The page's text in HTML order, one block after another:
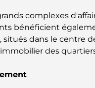
complexes
bénéficient
dans le centre
des